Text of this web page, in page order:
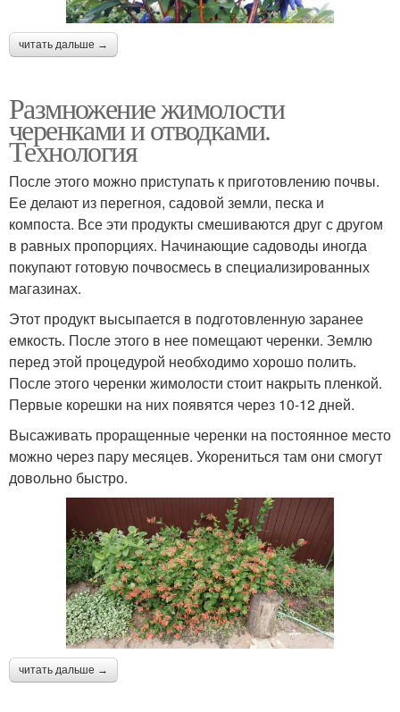
читать дальше →
Размножение жимолости
черенками и отводками.
Технология
После этого можно приступать к приготовлению почвы.
Ее делают из перегноя, садовой земли, песка и
компоста. Все эти продукты смешиваются друг с другом
в равных пропорциях. Начинающие садоводы иногда
покупают готовую почвосмесь в специализированных
магазинах.
Этот продукт высыпается в подготовленную заранее
емкость. После этого в нее помещают черенки. Землю
перед этой процедурой необходимо хорошо полить.
После этого черенки жимолости стоит накрыть пленкой.
Первые корешки на них появятся через 10-12 дней.
Высаживать проращенные черенки на постоянное место
можно через пару месяцев. Укорениться там они смогут
довольно быстро.
читать дальше →